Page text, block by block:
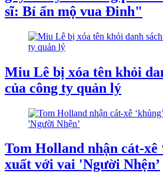
sĩ: Bí ẩn mộ vua Đinh"
Miu Lê bị xóa tên khỏi
của công ty quản lý
Tom Holland nhận cát-xê
xuất với vai 'Người Nhện’